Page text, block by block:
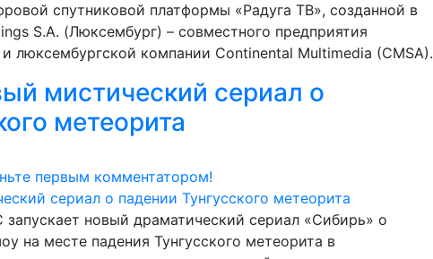
спутниковой платформы «Радуга ТВ», созданной в
S.A. (Люксембург) – совместного предприятия
люксембургской компании Continental Multimedia (CMSA).
мистический сериал о
метеорита
первым комментатором!
запускает новый драматический сериал «Сибирь» о
на месте падения Тунгусского метеорита в